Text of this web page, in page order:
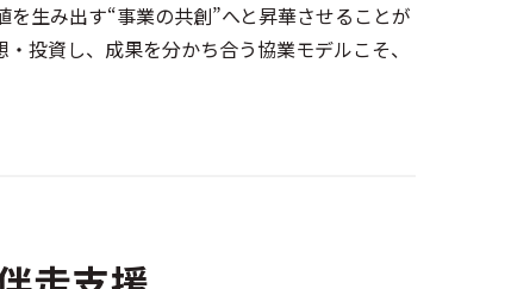
生み出す“事業の共創”へと昇華させることが
投資し、成果を分かち合う協業モデルこそ、